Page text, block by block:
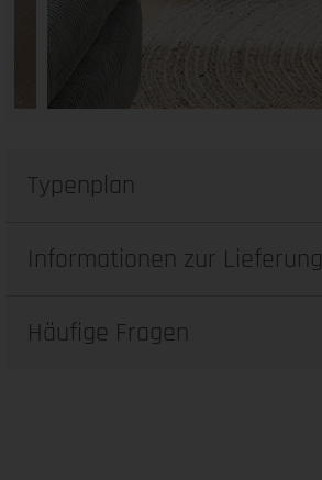
Typenplan
Informationen zur Lieferung
Häufige Fragen